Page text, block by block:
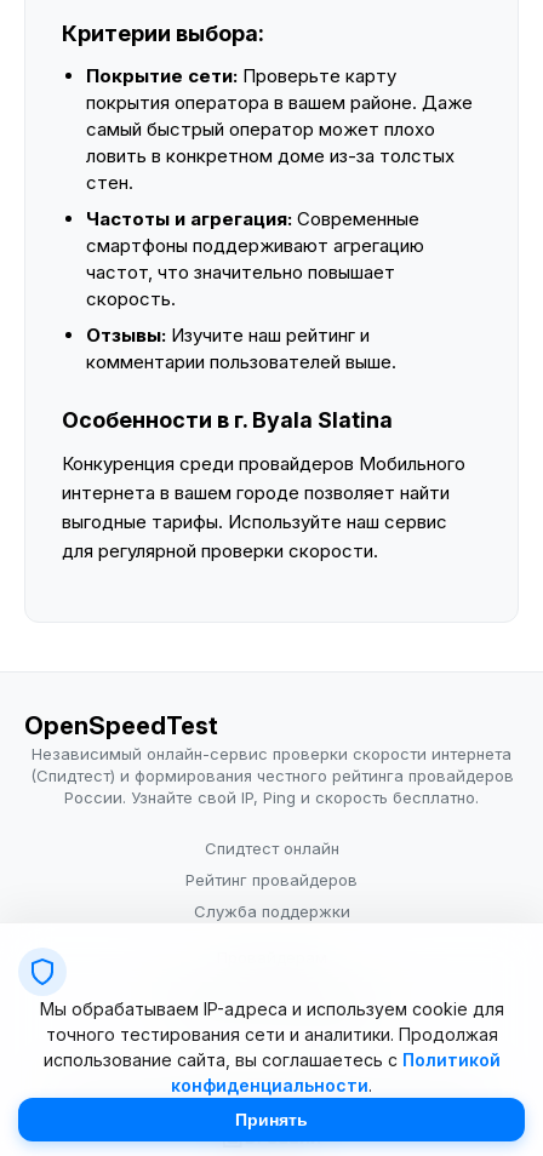
Критерии выбора:
Покрытие сети: Проверьте карту
покрытия оператора в вашем районе. Даже
самый быстрый оператор может плохо
ловить в конкретном доме из-за толстых
стен.
Частоты и агрегация: Современные
смартфоны поддерживают агрегацию
частот, что значительно повышает
скорость.
Отзывы: Изучите наш рейтинг и
комментарии пользователей выше.
Особенности в г. Byala Slatina
Конкуренция среди провайдеров Мобильного
интернета в вашем городе позволяет найти
выгодные тарифы. Используйте наш сервис
для регулярной проверки скорости.
OpenSpeedTest
Независимый онлайн-сервис проверки скорости интернета
(Спидтест) и формирования честного рейтинга провайдеров
России. Узнайте свой IP, Ping и скорость бесплатно.
Спидтест онлайн
Рейтинг провайдеров
Служба поддержки
Условия использования
© 2025–2026 OpenSpeedTest (ИП Долматова В.В.). Все права
Мы обрабатываем IP-адреса и используем cookie для
точного тестирования сети и аналитики. Продолжая
использование сайта, вы соглашаетесь с Политикой
конфиденциальности.
Принять